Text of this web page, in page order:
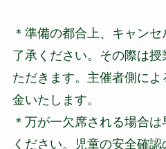
＊準備の都合上、キャン
了承ください。その際は
ただきます。主催者側に
金いたします。
＊万が一欠席される場合
ください。児童の安全確